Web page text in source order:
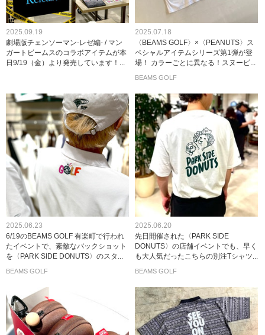
2025.09.19
劇場版チェンソーマン-レゼ編- / マン
ガートビームスのコラボアイテムが本
日9/19（金）より発売しています！...
2025.07.18
〈BEAMS GOLF〉×〈PEANUTS〉ス
ペシャルアイテムシリーズ第1弾が登
場！ カラーごとに異なる！スヌーピ...
BEAMS GOLF
2025.06.23
6/19のBEAMS GOLF 有楽町で行われ
たイベントで、素敵なバックショット
を〈PARK SIDE DONUTS〉のスタ...
BEAMS GOLF
2025.06.20
先日開催された〈PARK SIDE
DONUTS〉の店舗イベントでも、早く
も大人気だったこちらの別注Tシャツ...
BEAMS GOLF